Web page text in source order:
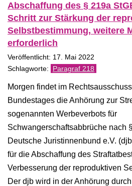
Abschaffung des § 219a
Schritt zur Stärkung der
Selbstbestimmung, weitere
erforderlich
Veröffentlicht: 17. Mai 2022
Paragraf 218
Morgen findet im
Bundestages die Anhörung zur
sogenannten Werbeverbots für
Schwangerschaftsabbrüche nach
Deutsche Juristinnenbund e.V.
für die Abschaffung des
Verbesserung der reproduktiven
Der djb wird in der Anhörung